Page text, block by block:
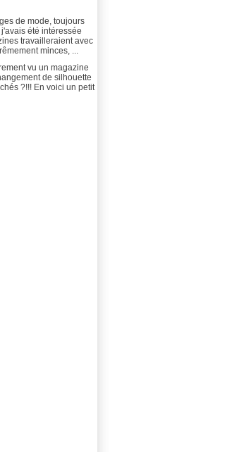
de mode, toujours
été intéressée
travailleraient avec
minces, ...
vu un magazine
de silhouette
?!!! En voici un petit